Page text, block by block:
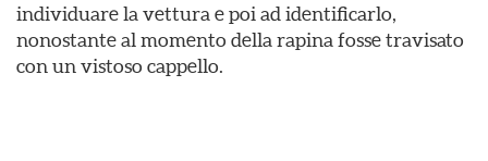
individuare la vettura e poi ad identificarlo,
nonostante al momento della rapina fosse travisato
con un vistoso cappello.